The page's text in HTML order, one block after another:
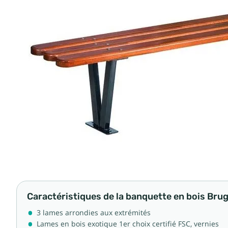
Caractéristiques de la banquette en bois
3 lames arrondies aux extrémités
Lames en bois exotique 1er choix certifié FSC, vernies